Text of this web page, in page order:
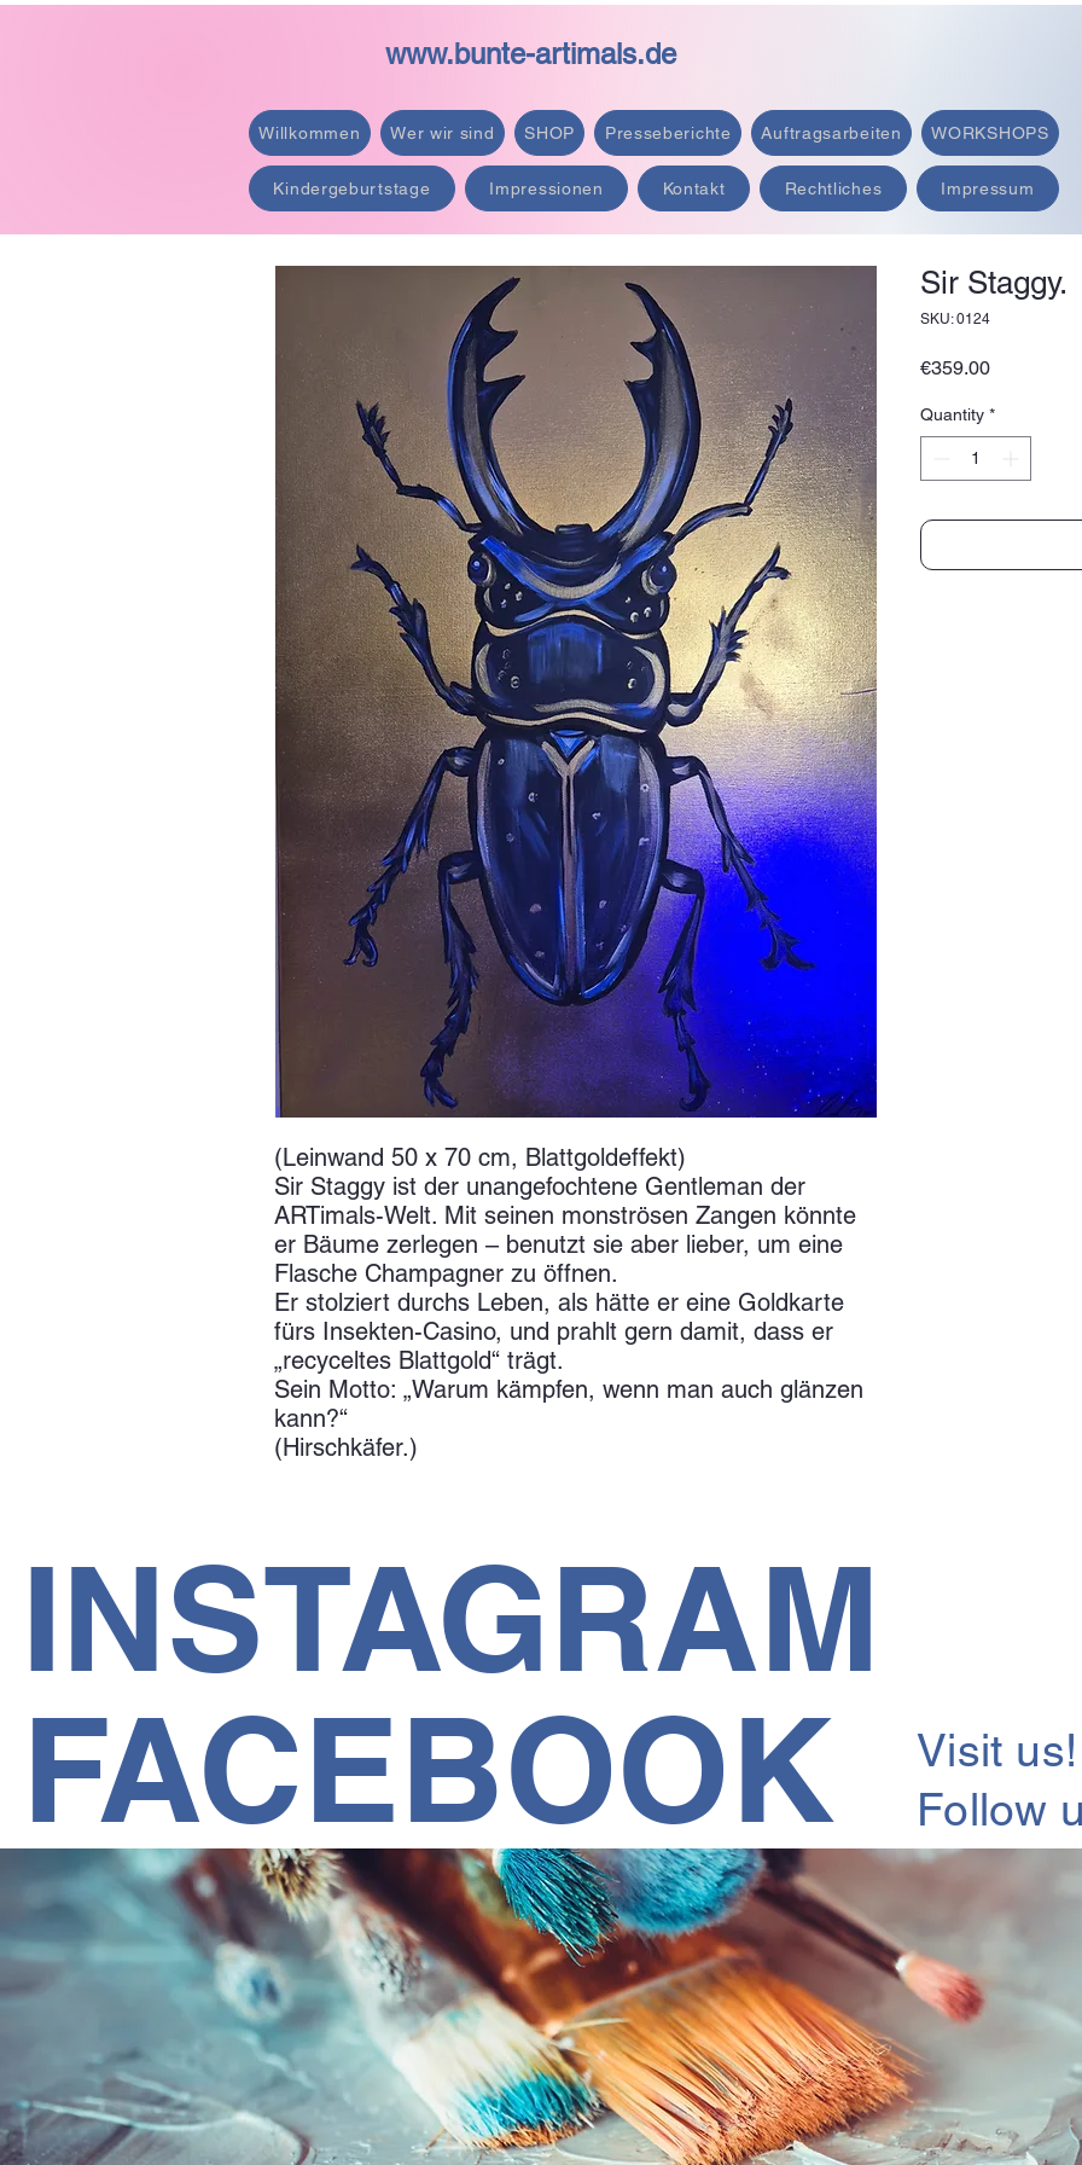
www.bunte-artimals.de
Willkommen Wer wir sind SHOP Presseberichte Auftragsarbeiten WORKSHOPS
Kindergeburtstage Impressionen Kontakt Rechtliches Impressum
(Leinwand 50 x 70 cm, Blattgoldeffekt)
Sir Staggy ist der unangefochtene Gentleman der
ARTimals-Welt. Mit seinen monströsen Zangen könnte
er Bäume zerlegen – benutzt sie aber lieber, um eine
Flasche Champagner zu öffnen.
Er stolziert durchs Leben, als hätte er eine Goldkarte
fürs Insekten-Casino, und prahlt gern damit, dass er
„recyceltes Blattgold“ trägt.
Sein Motto: „Warum kämpfen, wenn man auch glänzen
kann?“
(Hirschkäfer.)
Sir Staggy.
SKU: 0124
€359.00Price
Quantity *
INSTAGRAM
FACEBOOK
Visit us!
Follow